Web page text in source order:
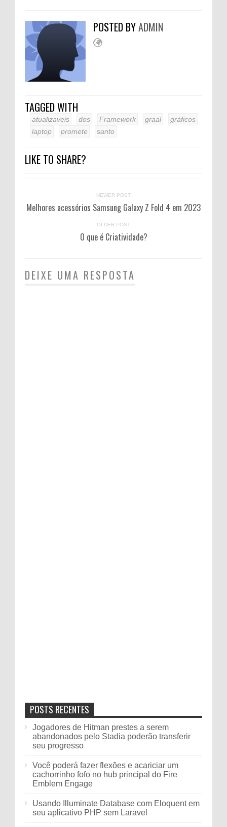
POSTED BYADMIN
TAGGED WITH
atualizaveis dos Framework graal
gráficos
laptop
promete santo
LIKE TO SHARE?
NEWER POST
Melhores acessórios Samsung Galaxy Z Fold 4 em 2023
OLDER POST
O que é Criatividade?
DEIXE UMA RESPOSTA
POSTS RECENTES
Jogadores de Hitman prestes a serem
abandonados pelo Stadia poderão transferir
seu progresso
Você poderá fazer flexões e acariciar um
cachorrinho fofo no hub principal do Fire
Emblem Engage
Usando Illuminate Database com Eloquent em
seu aplicativo PHP sem Laravel